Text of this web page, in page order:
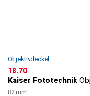
Objektivdeckel
CHF
18.70
Kaiser Fototechnik
82 mm